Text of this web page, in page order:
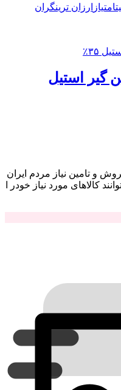
امتیاز ارزان ترینگران
٪۳۵
گیر استیل
و تامین نیاز مردم ایران
کالاهای مورد نیاز خودر ا